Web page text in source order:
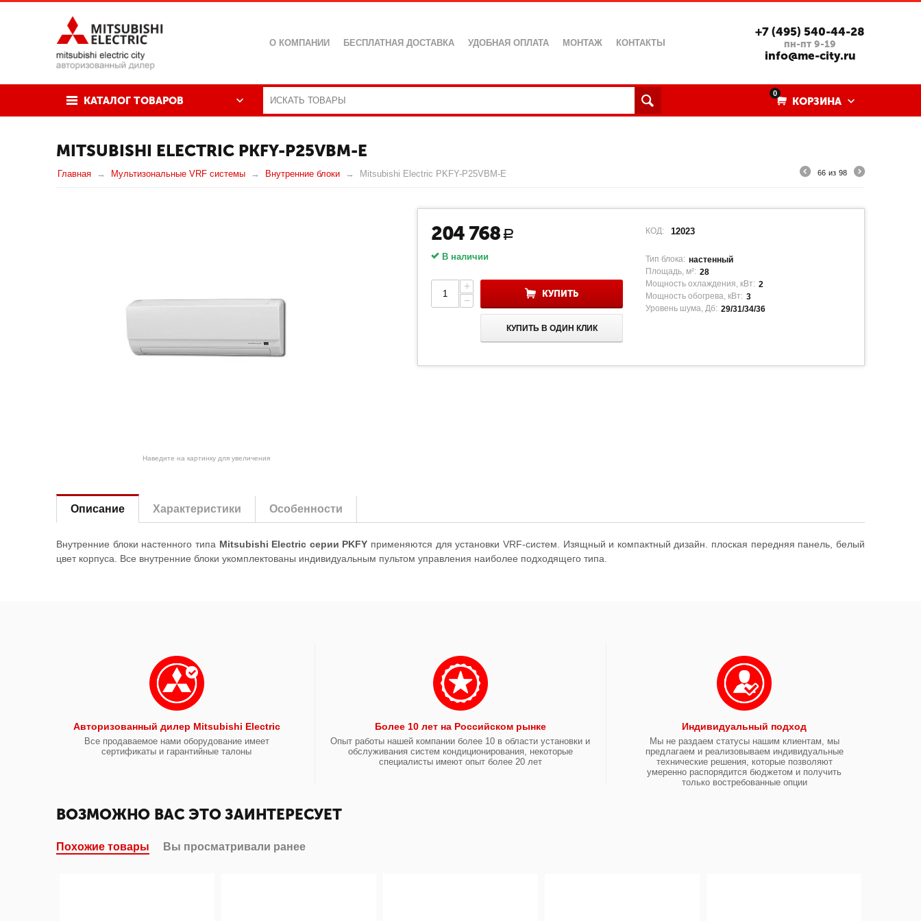
О КОМПАНИИ БЕСПЛАТНАЯ ДОСТАВКА УДОБНАЯ ОПЛАТА МОНТАЖ КОНТАКТЫ
+7 (495) 540-44-28
пн-пт 9-19
info@me-city.ru
КАТАЛОГ ТОВАРОВ
0
КОРЗИНА
MITSUBISHI ELECTRIC PKFY-P25VBM-E
Главная Мультизональные VRF системы Внутренние блоки Mitsubishi Electric PKFY-P25VBM-E 66 из 98
Наведите на картинку для увеличения
204 768 Р
В наличии
+
−
КУПИТЬ
КУПИТЬ В ОДИН КЛИК
КОД: 12023
Тип блока: настенный
Площадь, м²: 28
Мощность охлаждения, кВт: 2
Мощность обогрева, кВт: 3
Уровень шума, Дб: 29/31/34/36
Описание Характеристики Особенности
Внутренние блоки настенного типа Mitsubishi Electric серии PKFY применяются для установки VRF-систем. Изящный и компактный дизайн. плоская передняя панель, белый
цвет корпуса. Все внутренние блоки укомплектованы индивидуальным пультом управления наиболее подходящего типа.
Авторизованный дилер Mitsubishi Electric
Все продаваемое нами оборудование имеет
сертификаты и гарантийные талоны
Более 10 лет на Российском рынке
Опыт работы нашей компании более 10 в области установки и
обслуживания систем кондиционирования, некоторые
специалисты имеют опыт более 20 лет
Индивидуальный подход
Мы не раздаем статусы нашим клиентам, мы
предлагаем и реализовываем индивидуальные
технические решения, которые позволяют
умеренно распорядится бюджетом и получить
только востребованные опции
ВОЗМОЖНО ВАС ЭТО ЗАИНТЕРЕСУЕТ
Похожие товары Вы просматривали ранее